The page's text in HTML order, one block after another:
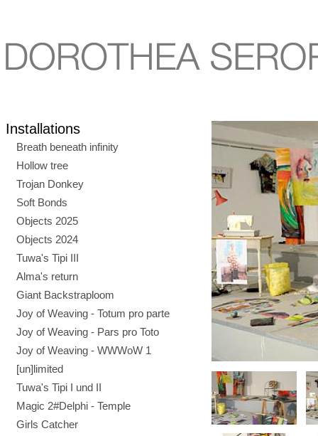
Installations
Breath beneath infinity
Hollow tree
Trojan Donkey
Soft Bonds
Objects 2025
Objects 2024
Tuwa's Tipi III
Alma's return
Giant Backstraploom
Joy of Weaving - Totum pro parte
Joy of Weaving - Pars pro Toto
Joy of Weaving - WWWoW 1
[un]limited
Tuwa's Tipi I und II
Magic 2#Delphi - Temple
Girls Catcher